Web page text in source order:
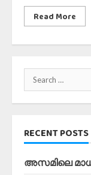
Read More
Search
for:
RECENT POSTS
അസമിലെ